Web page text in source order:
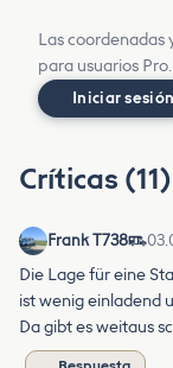
Las coordenadas
para usuarios Pro.
Iniciar sesión
Críticas (11)
Frank T738
Die Lage für eine
ist wenig einladend
Da gibt es weitaus